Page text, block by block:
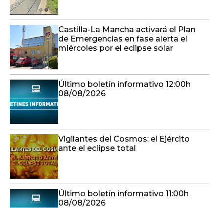
Castilla-La Mancha activará el Plan
de Emergencias en fase alerta el
miércoles por el eclipse solar
Último boletín informativo 12:00h
08/08/2026
Vigilantes del Cosmos: el Ejército
ante el eclipse total
Último boletín informativo 11:00h
08/08/2026